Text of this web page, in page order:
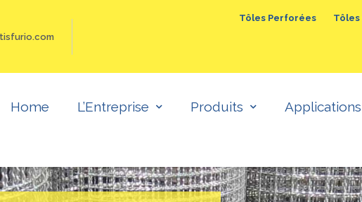
Tôles Perforées Tôles
Home L’Entreprise Produits Applications